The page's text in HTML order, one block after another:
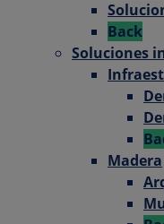
Back
Soluciones
Madera